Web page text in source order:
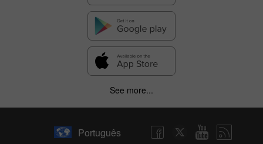
See more...
Português